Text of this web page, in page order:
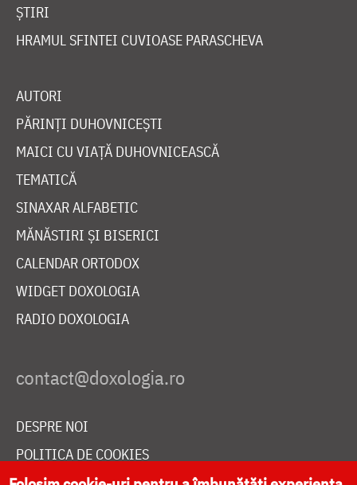
ȘTIRI
HRAMUL SFINTEI CUVIOASE PARASCHEVA
AUTORI
PĂRINȚI DUHOVNICEȘTI
MAICI CU VIAȚĂ DUHOVNICEASCĂ
TEMATICĂ
SINAXAR ALFABETIC
MĂNĂSTIRI ȘI BISERICI
CALENDAR ORTODOX
WIDGET DOXOLOGIA
RADIO DOXOLOGIA
DESPRE NOI
POLITICA DE COOKIES